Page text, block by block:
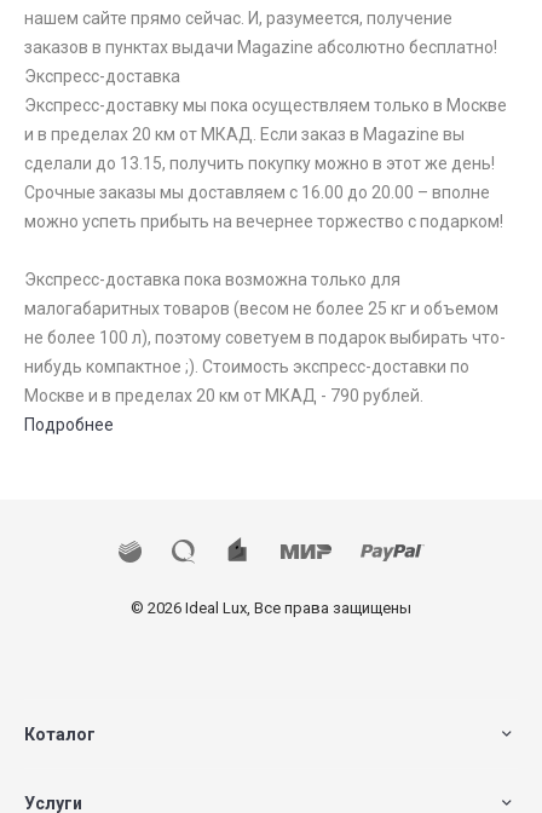
нашем сайте прямо сейчас. И, разумеется, получение
заказов в пунктах выдачи Magazine абсолютно бесплатно!
Экспресс-доставка
Экспресс-доставку мы пока осуществляем только в Москве
и в пределах 20 км от МКАД. Если заказ в Magazine вы
сделали до 13.15, получить покупку можно в этот же день!
Срочные заказы мы доставляем с 16.00 до 20.00 – вполне
можно успеть прибыть на вечернее торжество с подарком!
Экспресс-доставка пока возможна только для
малогабаритных товаров (весом не более 25 кг и объемом
не более 100 л), поэтому советуем в подарок выбирать что-
нибудь компактное ;). Стоимость экспресс-доставки по
Москве и в пределах 20 км от МКАД - 790 рублей.
Подробнее
© 2026 Ideal Lux, Все права защищены
Коталог
Услуги